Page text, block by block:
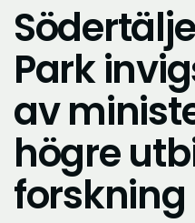
Park
av
högre
forskning